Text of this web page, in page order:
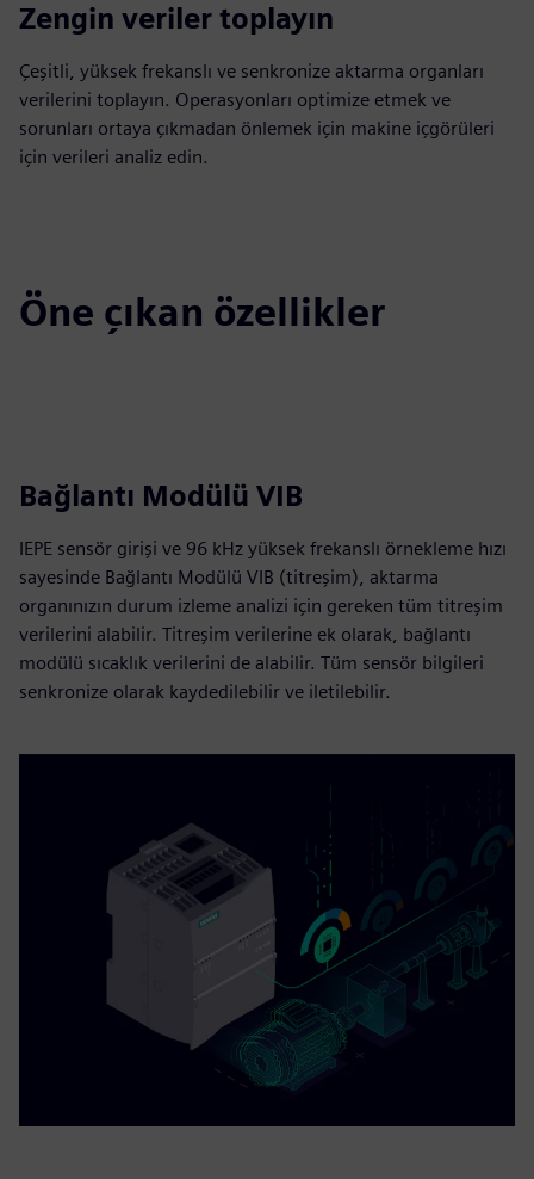
Zengin veriler toplayın
Çeşitli, yüksek frekanslı ve senkronize aktarma organları
verilerini toplayın. Operasyonları optimize etmek ve
sorunları ortaya çıkmadan önlemek için makine içgörüleri
için verileri analiz edin.
Öne çıkan özellikler
Bağlantı Modülü VIB
IEPE sensör girişi ve 96 kHz yüksek frekanslı örnekleme hızı
sayesinde Bağlantı Modülü VIB (titreşim), aktarma
organınızın durum izleme analizi için gereken tüm titreşim
verilerini alabilir. Titreşim verilerine ek olarak, bağlantı
modülü sıcaklık verilerini de alabilir. Tüm sensör bilgileri
senkronize olarak kaydedilebilir ve iletilebilir.